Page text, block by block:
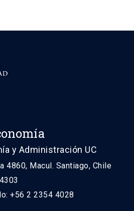
y Administración UC
4860, Macul. Santiago, Chile
+56 2 2354 4028